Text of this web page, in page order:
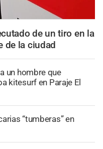
de un tiro en la
de la ciudad
un hombre que
kitesurf en Paraje El
“tumberas” en